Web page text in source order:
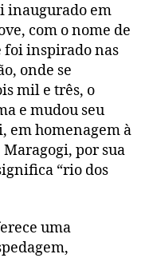
inaugurado em
com o nome de
foi inspirado nas
onde se
mil e três, o
e mudou seu
em homenagem à
por sua
“rio dos
uma